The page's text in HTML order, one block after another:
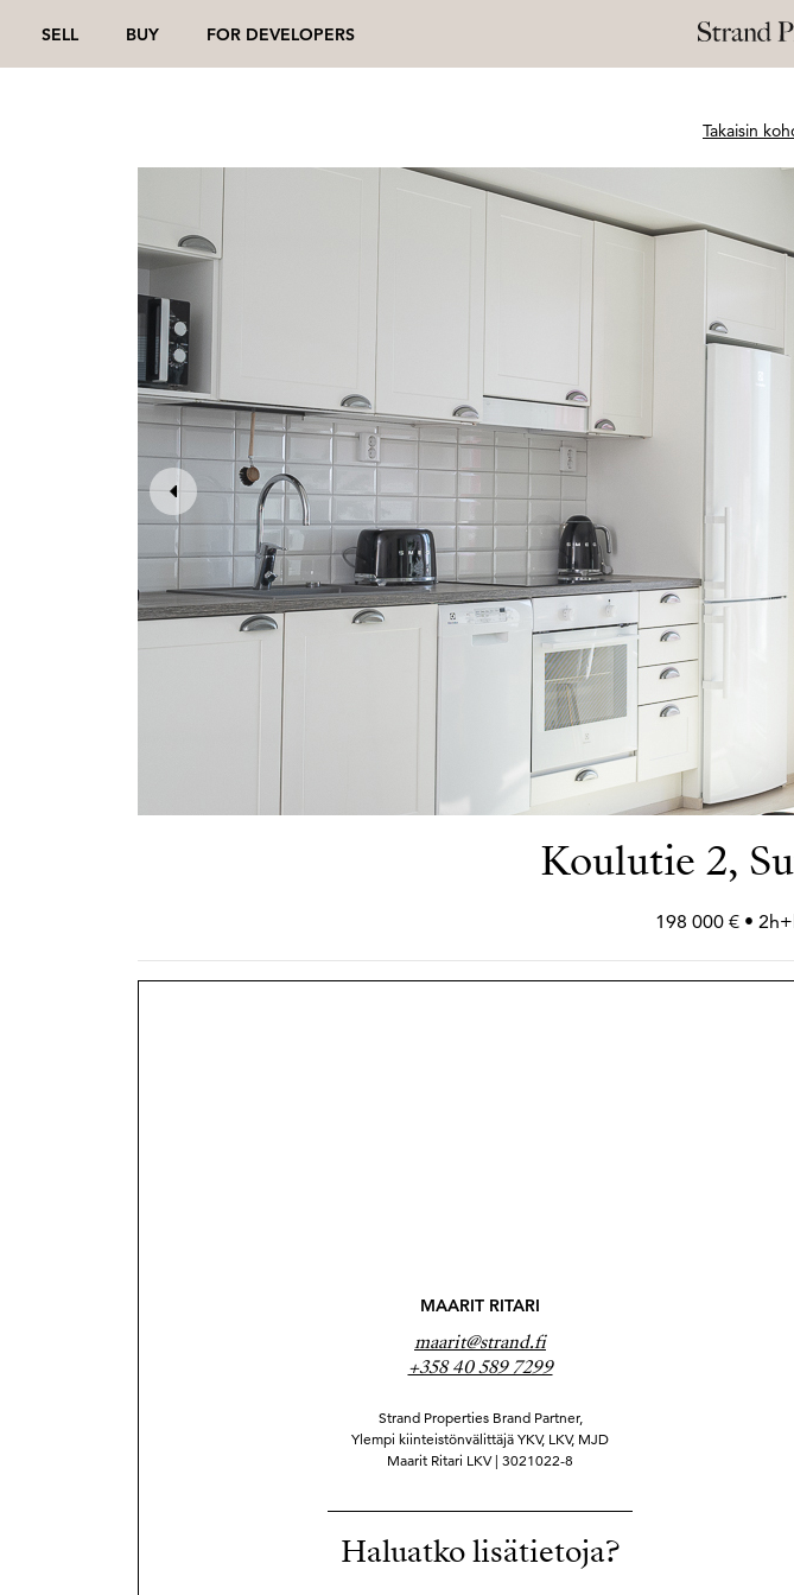
SELL BUY FOR DEVELOPERS
Takaisin
Koulutie 2,
198 000 € • 2h+
MAARIT RITARI
maarit@strand.fi
+358 40 589 7299
Strand Properties Brand Partner,
Ylempi kiinteistönvälittäjä YKV, LKV, MJD
Maarit Ritari LKV | 3021022-8
Haluatko lisätietoja?